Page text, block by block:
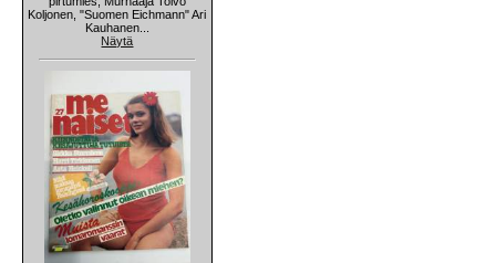
Koljonen, "Suomen Eichmann" Ari
Kauhanen...
Näytä